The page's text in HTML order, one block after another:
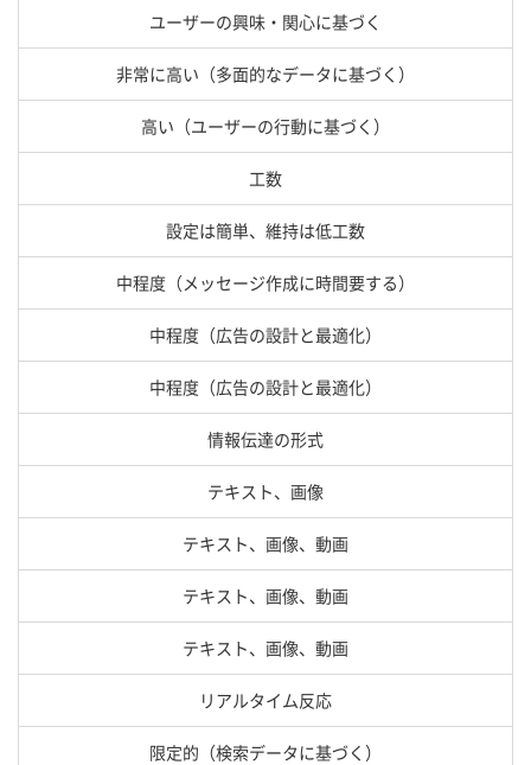
ユーザーの興味・関心に基づく
非常に高い（多面的なデータに基づく）
高い（ユーザーの行動に基づく）
工数
設定は簡単、維持は低工数
中程度（メッセージ作成に時間要する）
中程度（広告の設計と最適化）
中程度（広告の設計と最適化）
情報伝達の形式
テキスト、画像
テキスト、画像、動画
テキスト、画像、動画
テキスト、画像、動画
リアルタイム反応
限定的（検索データに基づく）